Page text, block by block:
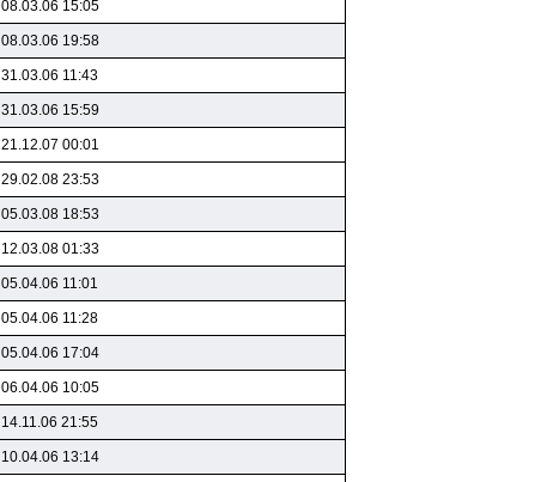
08.03.06 15:05
08.03.06 19:58
31.03.06 11:43
31.03.06 15:59
21.12.07 00:01
29.02.08 23:53
05.03.08 18:53
12.03.08 01:33
05.04.06 11:01
05.04.06 11:28
05.04.06 17:04
06.04.06 10:05
14.11.06 21:55
10.04.06 13:14